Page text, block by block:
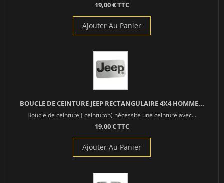
19,00 € TTC
Ajouter Au Panier
BOUCLE DE CEINTURE JEEP RECTANGULAIRE 4X4 HOMME...
Boucle de ceinture ( ceinturon) nécessite une ceinture avec...
19,00 € TTC
Ajouter Au Panier